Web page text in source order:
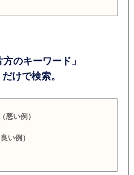
のキーワード」
けで検索。
悪い例）
い例）